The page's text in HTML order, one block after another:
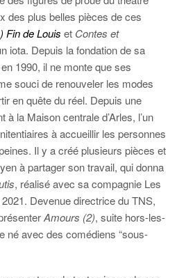
des plus belles pièces de ces
Fin de Louis et Contes et
iota. Depuis la fondation de sa
1990, il ne monte que ses
souci de renouveler les modes
en quête du réel. Depuis une
à la Maison centrale d’Arles, l’un
à accueillir les personnes
Il y a créé plusieurs pièces et
à partager son travail, qui donna
, réalisé avec sa compagnie Les
Devenue directrice du TNS,
Amours (2), suite hors-les-
né avec des comédiens “sous-